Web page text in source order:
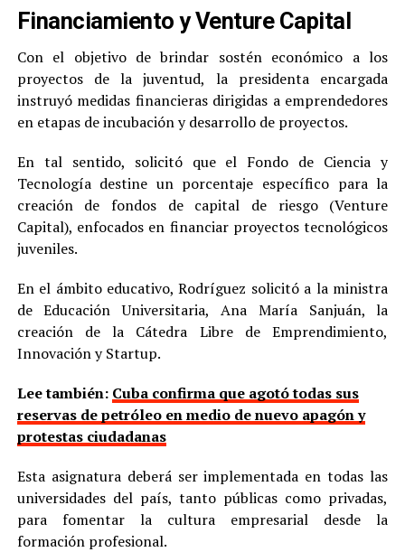
Financiamiento y Venture Capital
Con el objetivo de brindar sostén económico a los
proyectos de la juventud, la presidenta encargada
instruyó medidas financieras dirigidas a emprendedores
en etapas de incubación y desarrollo de proyectos.
En tal sentido, solicitó que el Fondo de Ciencia y
Tecnología destine un porcentaje específico para la
creación de fondos de capital de riesgo (Venture
Capital), enfocados en financiar proyectos tecnológicos
juveniles.
En el ámbito educativo, Rodríguez solicitó a la ministra
de Educación Universitaria, Ana María Sanjuán, la
creación de la Cátedra Libre de Emprendimiento,
Innovación y Startup.
Lee también: Cuba confirma que agotó todas sus
reservas de petróleo en medio de nuevo apagón y
protestas ciudadanas
Esta asignatura deberá ser implementada en todas las
universidades del país, tanto públicas como privadas,
para fomentar la cultura empresarial desde la
formación profesional.